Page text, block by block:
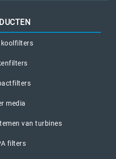
media
van turbines
filters